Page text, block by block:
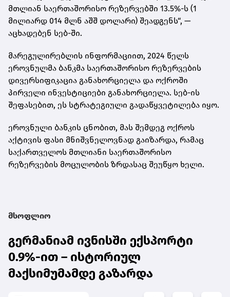
მთლიან საერთაშორისო რეზერვებში 13.5%-ს (1
მილიარდ 014 მლნ აშშ დოლარი) შეადგენს“, —
აცხადებენ სებ-ში.
მარეგულირებლის ინფორმაციით, 2024 წელს
ეროვნულმა ბანკმა საერთაშორისო რეზერვების
დივერსიფიკაცია განახორციელა და ოქროში
პირველი ინვესტიციები განახორციელა. სებ-ის
შეფასებით, ეს სტრატეგიული გადაწყვეტილება იყო.
ეროვნული ბანკის ცნობით, მას შემდეგ ოქროს
აქტივის ფასი მნიშვნელოვნად გაიზარდა, რამაც
საქართველოს მთლიანი საერთაშორისო
რეზერვების მოცულობის ზრდასაც შეუწყო ხელი.
მსოფლიო
გერმანიამ ივნისში ექსპორტი
0.9%-ით – ისტორიულ
მაქსიმუმამდე გაზარდა